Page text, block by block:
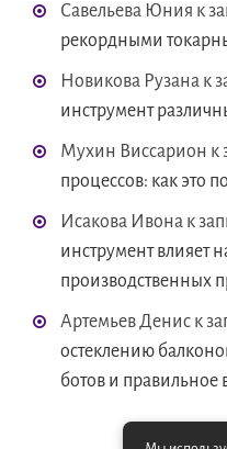
Савельева Юния к
рекордными
Новикова Рузана к
инструмент
Мухин Виссарион к
процессов: как это
Исакова Ивона к
инструмент влияет
производственных
Артемьев Денис к
остеклению
ботов и правильное